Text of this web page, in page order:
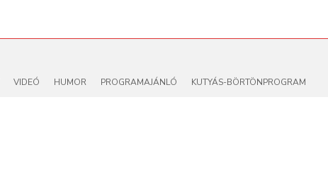
VIDEÓ HUMOR PROGRAMAJÁNLÓ KUTYÁS-BÖRTÖNPROGRAM